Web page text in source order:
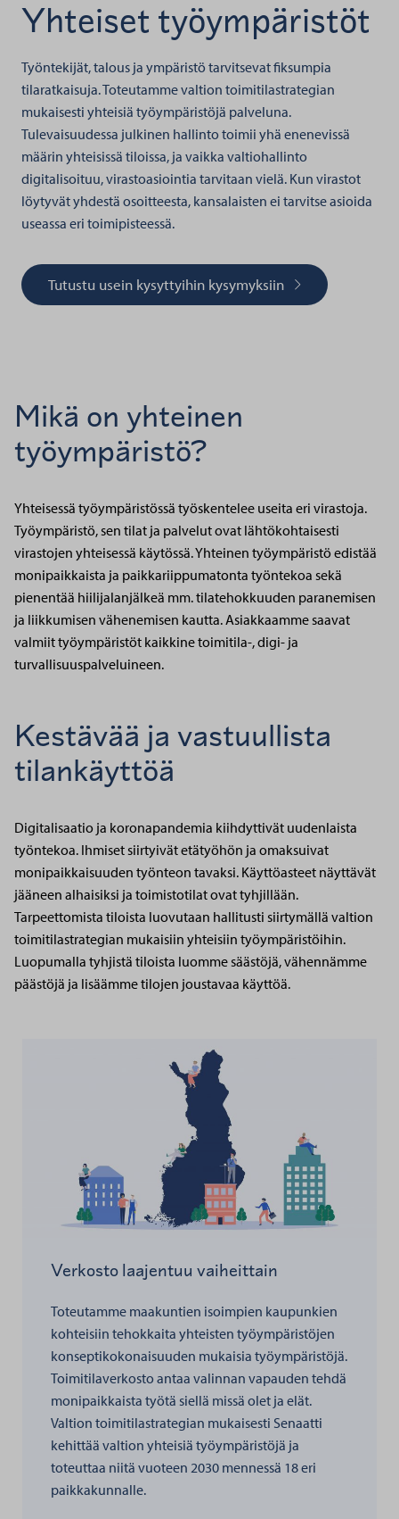
Yhteiset työympäristöt
Työntekijät, talous ja ympäristö tarvitsevat fiksumpia
tilaratkaisuja. Toteutamme valtion toimitilastrategian
mukaisesti yhteisiä työympäristöjä palveluna.
Tulevaisuudessa julkinen hallinto toimii yhä enenevissä
määrin yhteisissä tiloissa, ja vaikka valtiohallinto
digitalisoituu, virastoasiointia tarvitaan vielä. Kun virastot
löytyvät yhdestä osoitteesta, kansalaisten ei tarvitse asioida
useassa eri toimipisteessä.
Tutustu usein kysyttyihin kysymyksiin
Mikä on yhteinen
työympäristö?
Yhteisessä työympäristössä työskentelee useita eri virastoja.
Työympäristö, sen tilat ja palvelut ovat lähtökohtaisesti
virastojen yhteisessä käytössä. Yhteinen työympäristö edistää
monipaikkaista ja paikkariippumatonta työntekoa sekä
pienentää hiilijalanjälkeä mm. tilatehokkuuden paranemisen
ja liikkumisen vähenemisen kautta. Asiakkaamme saavat
valmiit työympäristöt kaikkine toimitila-, digi- ja
turvallisuuspalveluineen.
Kestävää ja vastuullista
tilankäyttöä
Digitalisaatio ja koronapandemia kiihdyttivät uudenlaista
työntekoa. Ihmiset siirtyivät etätyöhön ja omaksuivat
monipaikkaisuuden työnteon tavaksi. Käyttöasteet näyttävät
jääneen alhaisiksi ja toimistotilat ovat tyhjillään.
Tarpeettomista tiloista luovutaan hallitusti siirtymällä valtion
toimitilastrategian mukaisiin yhteisiin työympäristöihin.
Luopumalla tyhjistä tiloista luomme säästöjä, vähennämme
päästöjä ja lisäämme tilojen joustavaa käyttöä.
Verkosto laajentuu vaiheittain
Toteutamme maakuntien isoimpien kaupunkien
kohteisiin tehokkaita yhteisten työympäristöjen
konseptikokonaisuuden mukaisia työympäristöjä.
Toimitilaverkosto antaa valinnan vapauden tehdä
monipaikkaista työtä siellä missä olet ja elät.
Valtion toimitilastrategian mukaisesti Senaatti
kehittää valtion yhteisiä työympäristöjä ja
toteuttaa niitä vuoteen 2030 mennessä 18 eri
paikkakunnalle.